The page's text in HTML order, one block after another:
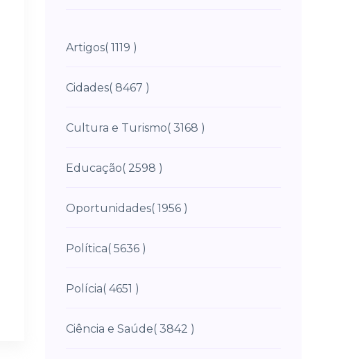
Artigos( 1119 )
Cidades( 8467 )
Cultura e Turismo( 3168 )
Educação( 2598 )
Oportunidades( 1956 )
Política( 5636 )
Polícia( 4651 )
Ciência e Saúde( 3842 )